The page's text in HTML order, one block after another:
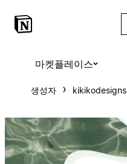
마켓플레이스
생성자 kikikodesigns